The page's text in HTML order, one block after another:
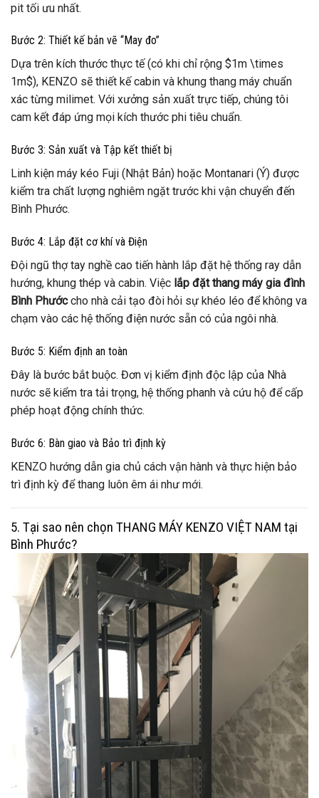
pit tối ưu nhất.
Bước 2: Thiết kế bản vẽ “May đo”
Dựa trên kích thước thực tế (có khi chỉ rộng $1m \times
1m$), KENZO sẽ thiết kế cabin và khung thang máy chuẩn
xác từng milimet. Với xưởng sản xuất trực tiếp, chúng tôi
cam kết đáp ứng mọi kích thước phi tiêu chuẩn.
Bước 3: Sản xuất và Tập kết thiết bị
Linh kiện máy kéo Fuji (Nhật Bản) hoặc Montanari (Ý) được
kiểm tra chất lượng nghiêm ngặt trước khi vận chuyển đến
Bình Phước.
Bước 4: Lắp đặt cơ khí và Điện
Đội ngũ thợ tay nghề cao tiến hành lắp đặt hệ thống ray dẫn
hướng, khung thép và cabin. Việc lắp đặt thang máy gia đình
Bình Phướccho nhà cải tạo đòi hỏi sự khéo léo để không va
chạm vào các hệ thống điện nước sẵn có của ngôi nhà.
Bước 5: Kiểm định an toàn
Đây là bước bắt buộc. Đơn vị kiểm định độc lập của Nhà
nước sẽ kiểm tra tải trọng, hệ thống phanh và cứu hộ để cấp
phép hoạt động chính thức.
Bước 6: Bàn giao và Bảo trì định kỳ
KENZO hướng dẫn gia chủ cách vận hành và thực hiện bảo
trì định kỳ để thang luôn êm ái như mới.
5. Tại sao nên chọn THANG MÁY KENZO VIỆT NAM tại
Bình Phước?